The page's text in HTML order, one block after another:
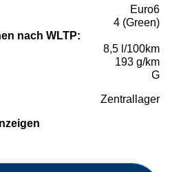
Euro6
4 (Green)
nach WLTP:
8,5 l/100km
193 g/km
G
Zentrallager